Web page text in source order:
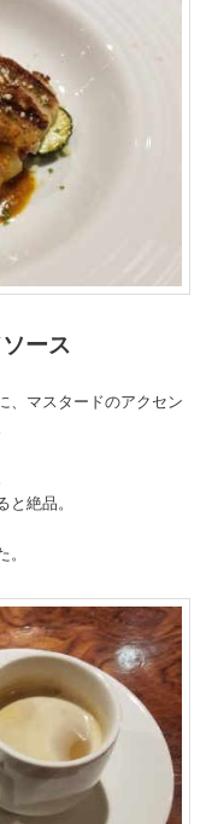
ース
、マスタードのアクセン
絶品。